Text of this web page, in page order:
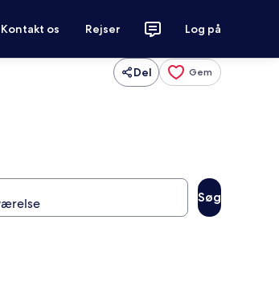
Kontakt os Rejser Log på
Del Gem
Søg